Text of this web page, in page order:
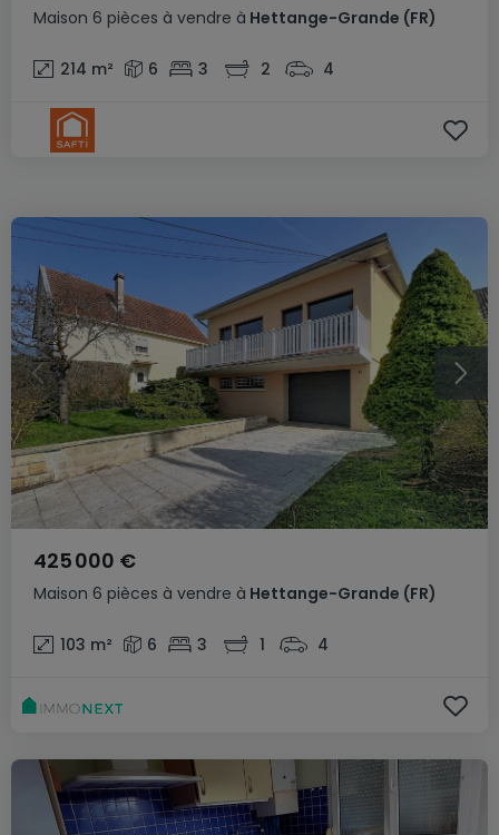
Maison 6 pièces à vendre à Hettange-Grande (FR)
214 m² 6 3 2 4
Maison 6 pièces à vendre à Hettange-Grande (FR)
425 000 €
103 m² 6 3 1 4